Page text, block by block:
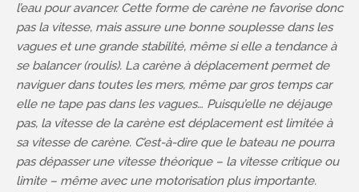
l’eau pour avancer. Cette forme de carène ne favorise donc
pas la vitesse, mais assure une bonne souplesse dans les
vagues et une grande stabilité, même si elle a tendance à
se balancer (roulis). La carène à déplacement permet de
naviguer dans toutes les mers, même par gros temps car
elle ne tape pas dans les vagues… Puisqu’elle ne déjauge
pas, la vitesse de la carène est déplacement est limitée à
sa vitesse de carène. C’est-à-dire que le bateau ne pourra
pas dépasser une vitesse théorique – la vitesse critique ou
limite – même avec une motorisation plus importante.